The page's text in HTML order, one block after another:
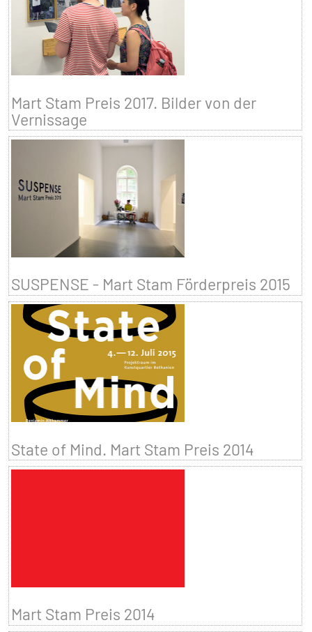
Mart Stam Preis 2017. Bilder von der
Vernissage
SUSPENSE - Mart Stam Förderpreis 2015
State of Mind. Mart Stam Preis 2014
Mart Stam Preis 2014